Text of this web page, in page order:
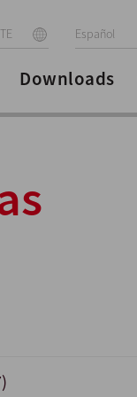
Español
Downloads